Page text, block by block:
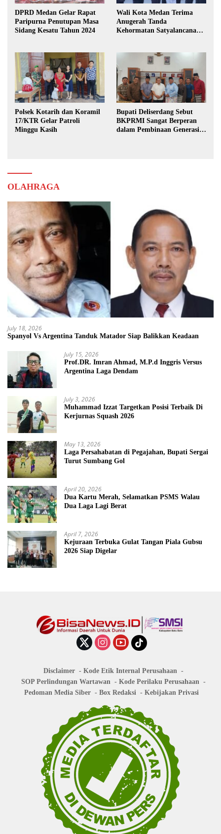
DPRD Medan Gelar Rapat
Paripurna Penutupan Masa
Sidang Kesatu Tahun 2024
Wali Kota Medan Terima
Anugerah Tanda
Kehormatan Satyalancana
Polsek Kotarih dan Koramil
17/KTR Gelar Patroli
Minggu Kasih
Bupati Deliserdang Sebut
BKPRMI Sangat Berperan
dalam Pembinaan Generasi
OLAHRAGA
July 18, 2026
Spanyol Vs Argentina Tanduk Matador Siap Balikkan Keadaan
July 15, 2026
Prof.DR. Imran Ahmad, M.P.d Inggris Versus
Argentina Laga Dendam
July 3, 2026
Muhammad Izzat Targetkan Posisi Terbaik Di
Kerjurnas Squash 2026
May 13, 2026
Laga Persahabatan di Pegajahan, Bupati Sergai
Turut Sumbang Gol
April 20, 2026
Dua Kartu Merah, Selamatkan PSMS Walau
Dua Laga Lagi Berat
April 7, 2026
Kejuraan Terbuka Gulat Tangan Piala Gubsu
2026 Siap Digelar
Disclaimer
Kode Etik Internal Perusahaan
SOP Perlindungan Wartawan
Kode Perilaku Perusahaan
Pedoman Media Siber
Box Redaksi Kebijakan Privasi